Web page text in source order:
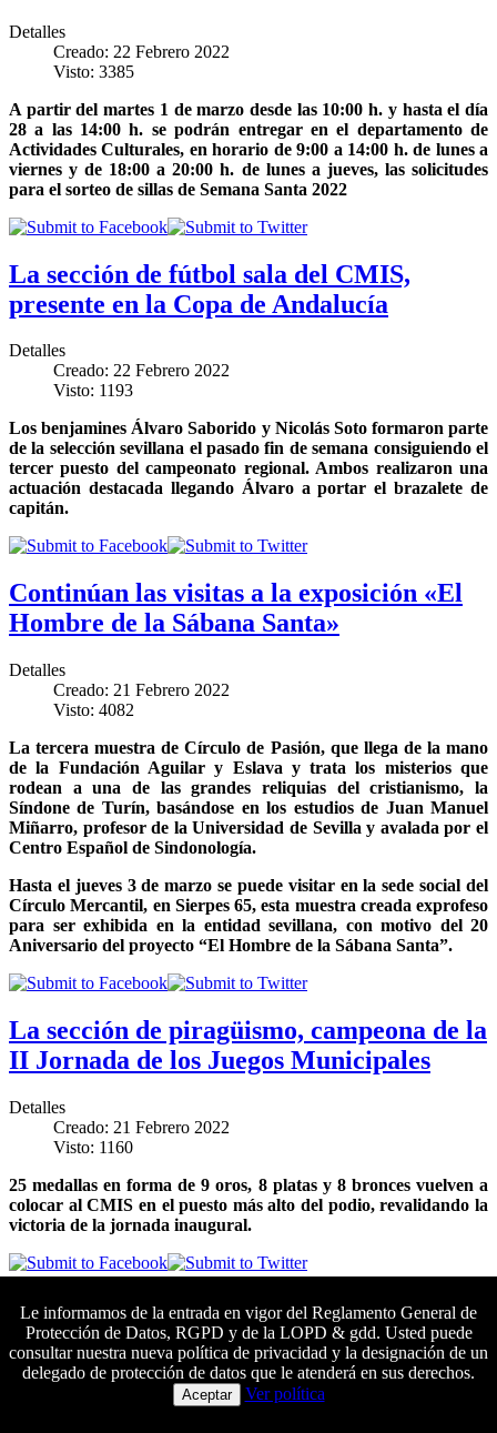
Detalles
Creado: 22 Febrero 2022
Visto: 3385
A partir del martes 1 de marzo desde las 10:00 h. y hasta el día
28 a las 14:00 h. se podrán entregar en el departamento de
Actividades Culturales, en horario de 9:00 a 14:00 h. de lunes a
viernes y de 18:00 a 20:00 h. de lunes a jueves, las solicitudes
para el sorteo de sillas de Semana Santa 2022
La sección de fútbol sala del CMIS,
presente en la Copa de Andalucía
Detalles
Creado: 22 Febrero 2022
Visto: 1193
Los benjamines Álvaro Saborido y Nicolás Soto formaron parte
de la selección sevillana el pasado fin de semana consiguiendo el
tercer puesto del campeonato regional. Ambos realizaron una
actuación destacada llegando Álvaro a portar el brazalete de
capitán.
Continúan las visitas a la exposición «El
Hombre de la Sábana Santa»
Detalles
Creado: 21 Febrero 2022
Visto: 4082
La tercera muestra de Círculo de Pasión, que llega de la mano
de la Fundación Aguilar y Eslava y trata los misterios que
rodean a una de las grandes reliquias del cristianismo, la
Síndone de Turín, basándose en los estudios de Juan Manuel
Miñarro, profesor de la Universidad de Sevilla y avalada por el
Centro Español de Sindonología.
Hasta el jueves 3 de marzo se puede visitar en la sede social del
Círculo Mercantil, en Sierpes 65, esta muestra creada exprofeso
para ser exhibida en la entidad sevillana, con motivo del 20
Aniversario del proyecto “El Hombre de la Sábana Santa”.
La sección de piragüismo, campeona de la
II Jornada de los Juegos Municipales
Detalles
Creado: 21 Febrero 2022
Visto: 1160
25 medallas en forma de 9 oros, 8 platas y 8 bronces vuelven a
colocar al CMIS en el puesto más alto del podio, revalidando la
victoria de la jornada inaugural.
Inaugurada la exposición «El Hombre de
la Sábana Santa»
Detalles
Creado: 18 Febrero 2022
Colaboradores principales
Le informamos de la entrada en vigor del Reglamento General de
Protección de Datos, RGPD y de la LOPD & gdd. Usted puede
consultar nuestra nueva política de privacidad y la designación de un
delegado de protección de datos que le atenderá en sus derechos.
Aceptar Ver política